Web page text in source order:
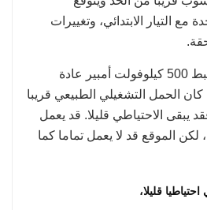
مع التيار الابتدائي، وتغييرات
عند عامل طاقة 0.8، يرتبط 500 كيلوفولت أمبير عادة
إذا كان الحمل التشغيلي الطبيعي قريبا
يبقى الاحتياطي قليلا. قد يعمل
الموقع قد لا يعمل تماما كما
قليلا،